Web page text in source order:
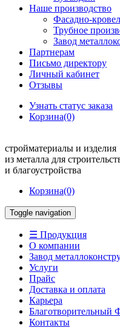
Наше производство
Фасадно-
Трубное
Завод
Партнерам
Письмо директору
Личный кабинет
Отзывы
Узнать статус заказа
Корзина(0)
стройматериалы и изделия
из металла для
и благоустройства
Корзина(0)
Toggle navigation
☰ Продукция
О компании
Завод
Услуги
Прайс
Доставка и оплата
Карьера
Благотворительный
Контакты